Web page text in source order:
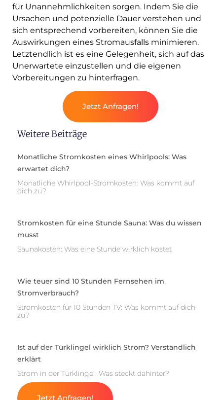
für Unannehmlichkeiten sorgen. Indem Sie die
Ursachen und potenzielle Dauer verstehen und
sich entsprechend vorbereiten, können Sie die
Auswirkungen eines Stromausfalls minimieren.
Letztendlich ist es eine Gelegenheit, sich auf das
Unerwartete einzustellen und die eigenen
Vorbereitungen zu hinterfragen.
Jetzt Anfragen!
Weitere Beiträge
Monatliche Stromkosten eines Whirlpools: Was
erwartet dich?
Monatliche Whirlpool-Stromkosten: Was kommt auf
dich zu?
Stromkosten für eine Stunde Sauna: Was du wissen
musst
Saunakosten: Was eine Stunde wirklich kostet
Wie teuer sind 10 Stunden Fernsehen im
Stromverbrauch?
Stromkosten für 10 Stunden TV: Was kommt auf dich
zu?
Ist auf der Türklingel wirklich Strom? Verständlich
erklärt
Strom in der Türklingel: Was steckt dahinter?
Jetzt Anfragen!